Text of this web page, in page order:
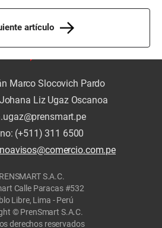
artículo
Marco Slocovich Pardo
Liz Ugaz Oscanoa
(+511) 311 6500
S.A.C.
Calle Paracas #532
Libre, Lima - Perú
© PrenSmart S.A.C.
derechos reservados